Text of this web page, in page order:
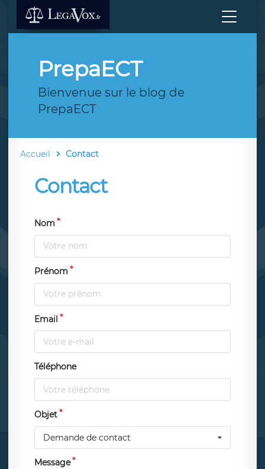
PrepaECT
Bienvenue sur le blog de
PrepaECT
Accueil Contact
Contact
Nom
Prénom
Email
Téléphone
Objet
Demande de contact
Message